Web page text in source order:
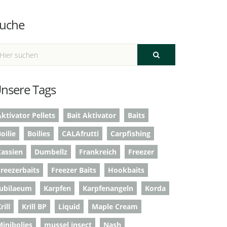
Tags
Pellets Bait Aktivator
Baits
Boilies CALAfrutti
Carpfishing
Dumbellz Frankreich
Freezer
Freezer Baits
Hookbaits
Karpfen Karpfenangeln
Korda
Krill BP Liquid
Maple Cream
mussel insect
Nash